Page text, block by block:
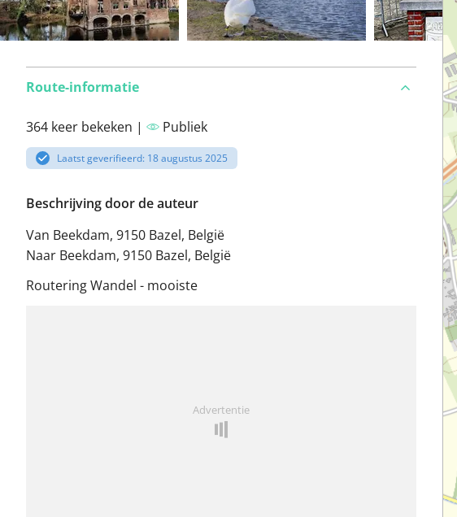
Route-informatie
364 keer bekeken | Publiek
Laatst geverifieerd: 18 augustus 2025
Beschrijving door de auteur
Van Beekdam, 9150 Bazel, België
Naar Beekdam, 9150 Bazel, België
Routering Wandel - mooiste
Advertentie